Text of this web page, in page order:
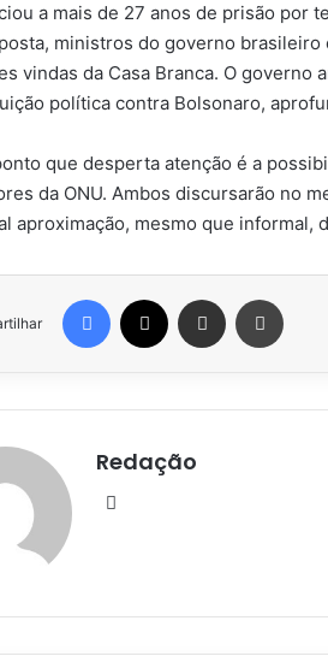
a mais de 27 anos de prisão por
ministros do governo
vindas da Casa Branca. O governo
política contra Bolsonaro,
que desperta atenção é a
da ONU. Ambos discursarão no
aproximação, mesmo que informal,
Facebook Compartilhar via e-mail
Redação